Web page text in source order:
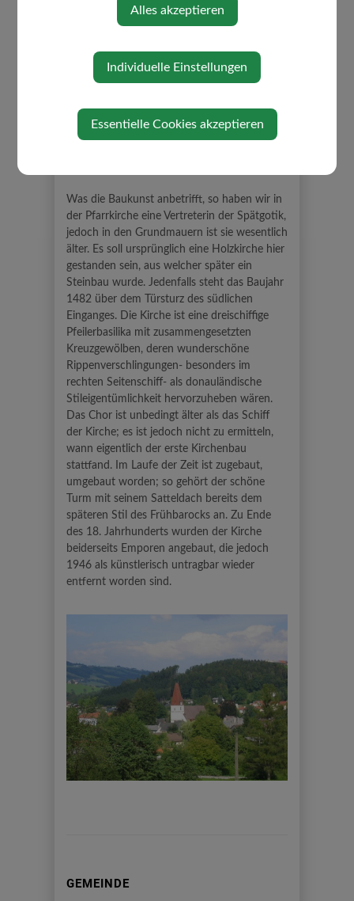
Hauptstraßenseite der Kirche das
Kriegerdenkmal für die Gefallenen und
Weltkrieges; künstlerischer Entwurf von der
Firma Ploberger & Mayr, Linz.
Bergfriedhof, angelegt 1792, findet man viele
alte Gedenktafeln von einstigen Grestner
Bürgern und die Familiengruft der
Was die Baukunst anbetrifft, so haben wir in
der Pfarrkirche eine Vertreterin der Spätgotik,
jedoch in den Grundmauern ist sie wesentlich
älter. Es soll ursprünglich eine Holzkirche hier
gestanden sein, aus welcher später ein
Steinbau wurde. Jedenfalls steht das Baujahr
1482 über dem Türsturz des südlichen
Einganges. Die Kirche ist eine dreischiffige
Pfeilerbasilika mit zusammengesetzten
Kreuzgewölben, deren wunderschöne
Rippenverschlingungen- besonders im
rechten Seitenschiff- als donauländische
Stileigentümlichkeit hervorzuheben wären.
Das Chor ist unbedingt älter als das Schiff
der Kirche; es ist jedoch nicht zu ermitteln,
wann eigentlich der erste Kirchenbau
stattfand. Im Laufe der Zeit ist zugebaut,
umgebaut worden; so gehört der schöne
Turm mit seinem Satteldach bereits dem
späteren Stil des Frühbarocks an. Zu Ende
des 18. Jahrhunderts wurden der Kirche
beiderseits Emporen angebaut, die jedoch
1946 als künstlerisch untragbar wieder
entfernt worden sind.
GEMEINDE
Alles akzeptieren
Individuelle Einstellungen
Essentielle Cookies akzeptieren